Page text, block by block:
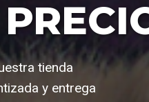
tienda
y entrega